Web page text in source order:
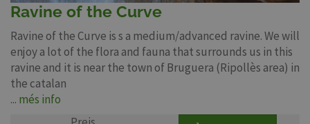
Ravine of the Curve
Ravine of the Curve is s a medium/advanced ravine. We will
enjoy a lot of the flora and fauna that surrounds us in this
ravine and it is near the town of Bruguera (Ripollès area) in
the catalan
... més info